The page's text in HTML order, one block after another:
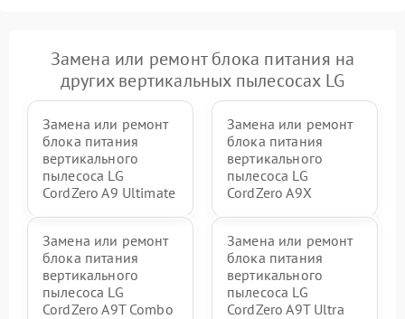
Замена или ремонт блока питания на
других вертикальных пылесосах LG
Замена или ремонт
блока питания
вертикального
пылесоса LG
CordZero A9 Ultimate
Замена или ремонт
блока питания
вертикального
пылесоса LG
CordZero A9X
Замена или ремонт
блока питания
вертикального
пылесоса LG
CordZero A9T Combo
Замена или ремонт
блока питания
вертикального
пылесоса LG
CordZero A9T Ultra